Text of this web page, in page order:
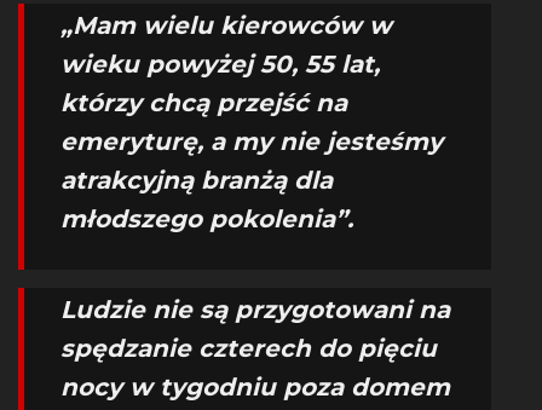
„Mam wielu kierowców w
wieku powyżej 50, 55 lat,
którzy chcą przejść na
emeryturę, a my nie jesteśmy
atrakcyjną branżą dla
młodszego pokolenia”.
Ludzie nie są przygotowani na
spędzanie czterech do pięciu
nocy w tygodniu poza domem